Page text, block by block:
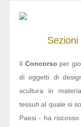
Sezioni
Il Concorso per
di oggetti di
scultura in
tessuti al quale si
Paesi - ha